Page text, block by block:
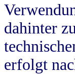
dahinter
erfolgt